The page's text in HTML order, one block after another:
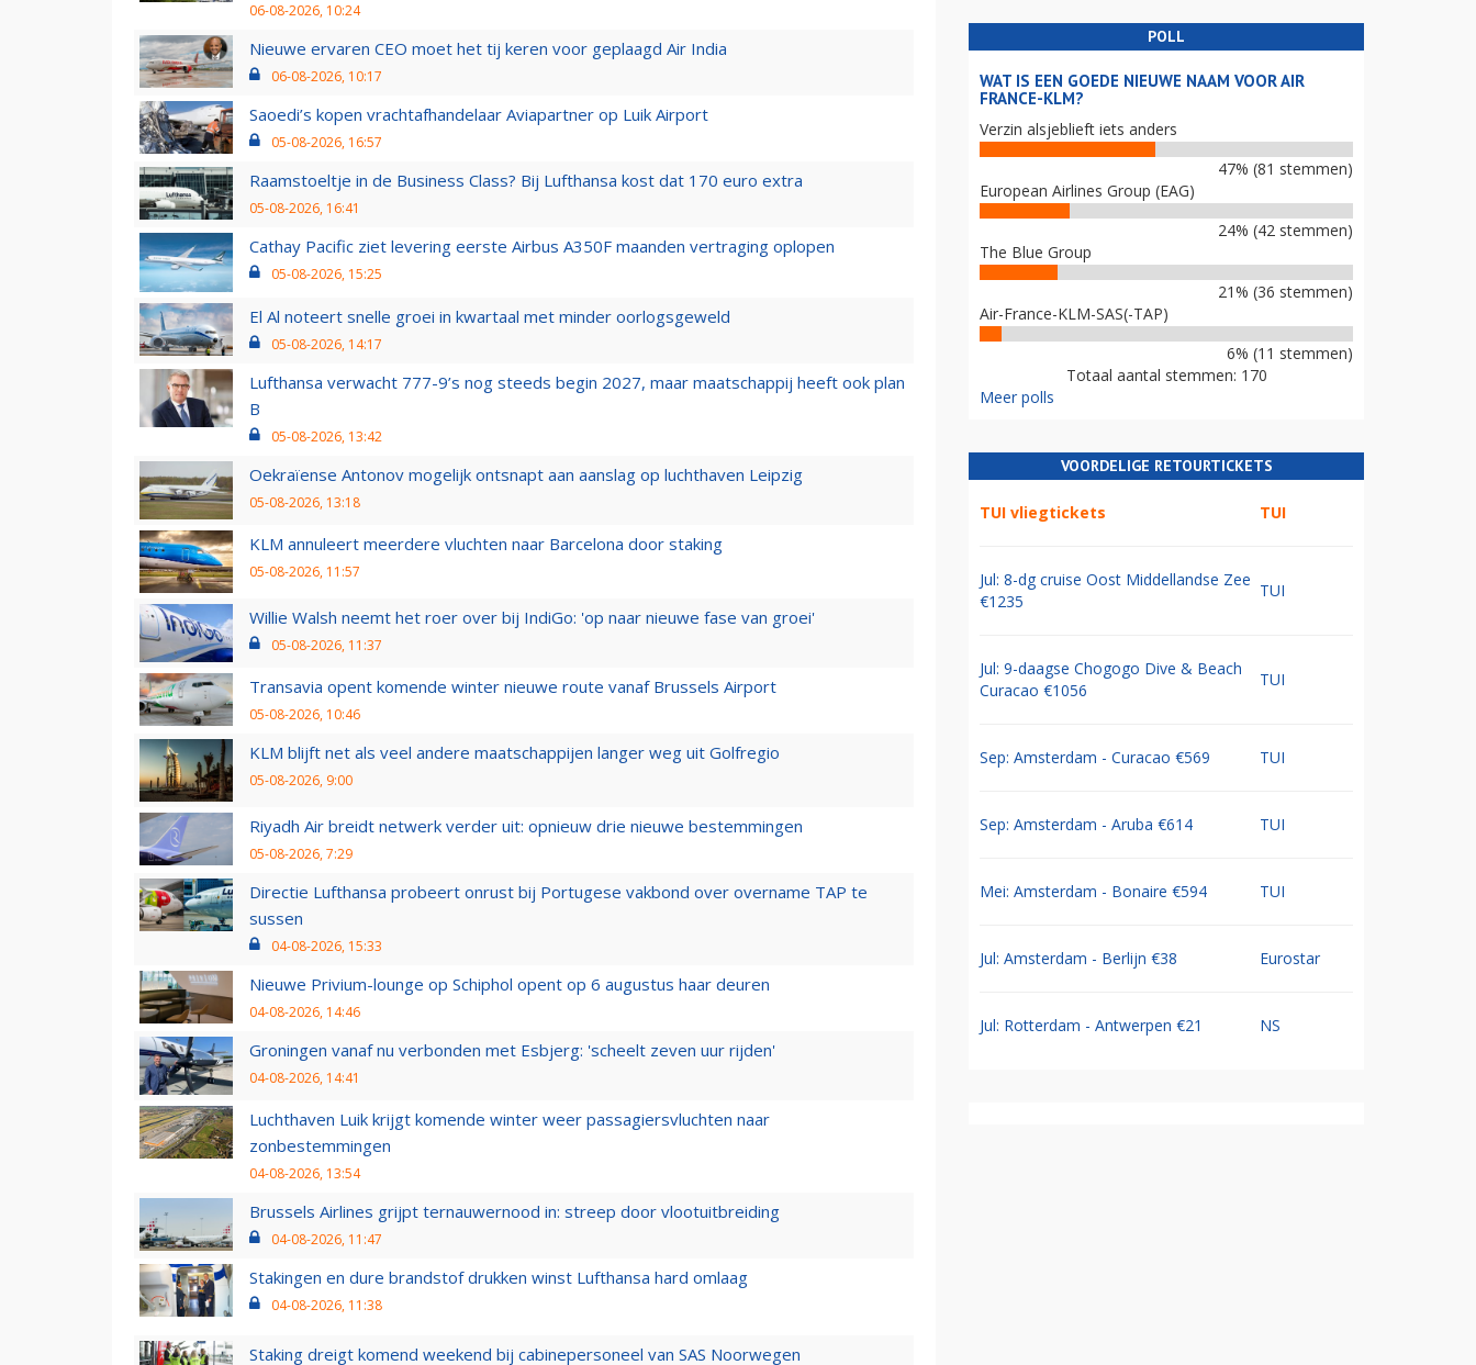
06-08-2026, 10:24
Nieuwe ervaren CEO moet het tij keren voor geplaagd Air India
06-08-2026, 10:17
Saoedi’s kopen vrachtafhandelaar Aviapartner op Luik Airport
05-08-2026, 16:57
Raamstoeltje in de Business Class? Bij Lufthansa kost dat 170 euro extra
05-08-2026, 16:41
Cathay Pacific ziet levering eerste Airbus A350F maanden vertraging oplopen
05-08-2026, 15:25
El Al noteert snelle groei in kwartaal met minder oorlogsgeweld
05-08-2026, 14:17
Lufthansa verwacht 777-9’s nog steeds begin 2027, maar maatschappij heeft ook plan
B
05-08-2026, 13:42
Oekraïense Antonov mogelijk ontsnapt aan aanslag op luchthaven Leipzig
05-08-2026, 13:18
KLM annuleert meerdere vluchten naar Barcelona door staking
05-08-2026, 11:57
Willie Walsh neemt het roer over bij IndiGo: 'op naar nieuwe fase van groei'
05-08-2026, 11:37
Transavia opent komende winter nieuwe route vanaf Brussels Airport
05-08-2026, 10:46
KLM blijft net als veel andere maatschappijen langer weg uit Golfregio
05-08-2026, 9:00
Riyadh Air breidt netwerk verder uit: opnieuw drie nieuwe bestemmingen
05-08-2026, 7:29
Directie Lufthansa probeert onrust bij Portugese vakbond over overname TAP te
sussen
04-08-2026, 15:33
Nieuwe Privium-lounge op Schiphol opent op 6 augustus haar deuren
04-08-2026, 14:46
Groningen vanaf nu verbonden met Esbjerg: 'scheelt zeven uur rijden'
04-08-2026, 14:41
Luchthaven Luik krijgt komende winter weer passagiersvluchten naar
zonbestemmingen
04-08-2026, 13:54
Brussels Airlines grijpt ternauwernood in: streep door vlootuitbreiding
04-08-2026, 11:47
Stakingen en dure brandstof drukken winst Lufthansa hard omlaag
04-08-2026, 11:38
Staking dreigt komend weekend bij cabinepersoneel van SAS Noorwegen
POLL
WAT IS EEN GOEDE NIEUWE NAAM VOOR AIR
FRANCE-KLM?
Verzin alsjeblieft iets anders
47% (81 stemmen)
European Airlines Group (EAG)
24% (42 stemmen)
The Blue Group
21% (36 stemmen)
Air-France-KLM-SAS(-TAP)
6% (11 stemmen)
Totaal aantal stemmen: 170
Meer polls
VOORDELIGE RETOURTICKETS
TUI vliegtickets TUI
Jul: 8-dg cruise Oost Middellandse Zee
€1235
TUI
Jul: 9-daagse Chogogo Dive & Beach
Curacao €1056
TUI
Sep: Amsterdam - Curacao €569 TUI
Sep: Amsterdam - Aruba €614 TUI
Mei: Amsterdam - Bonaire €594 TUI
Jul: Amsterdam - Berlijn €38 Eurostar
Jul: Rotterdam - Antwerpen €21 NS